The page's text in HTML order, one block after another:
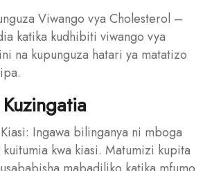
Viwango vya Cholesterol –
katika kudhibiti viwango vya
na kupunguza hatari ya matatizo
Ingawa bilinganya ni mboga
kwa kiasi. Matumizi kupita